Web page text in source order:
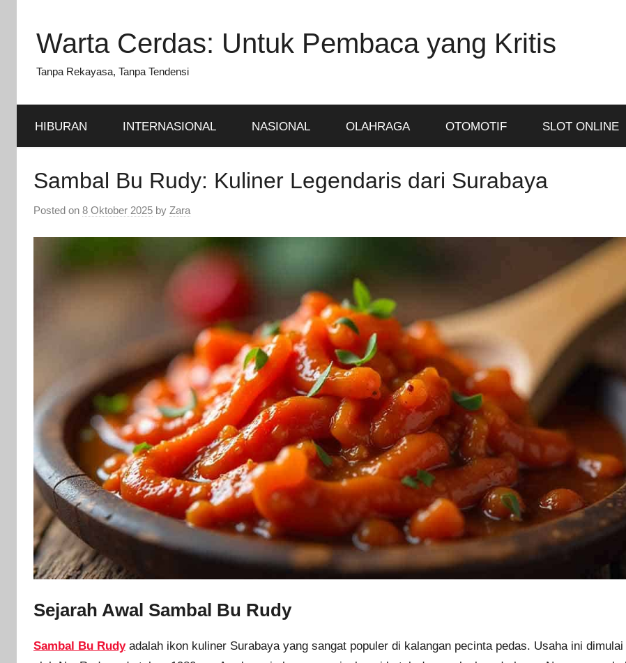
content
Warta Cerdas: Untuk Pembaca yang Kritis
Tanpa Rekayasa, Tanpa Tendensi
HIBURAN INTERNASIONAL NASIONAL OLAHRAGA OTOMOTIF SLOT ONLINE
Sambal Bu Rudy: Kuliner Legendaris dari Surabaya
Posted on 8 Oktober 2025 by Zara
Sejarah Awal Sambal Bu Rudy
Sambal Bu Rudyadalah ikon kuliner Surabaya yang sangat populer di kalangan pecinta pedas. Usaha ini dimulai